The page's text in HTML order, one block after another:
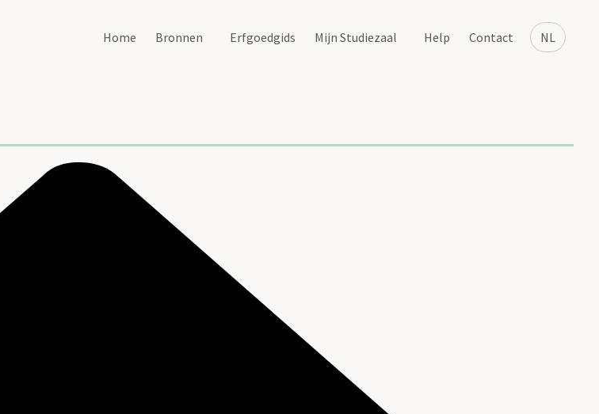
NL
Home Bronnen Erfgoedgids Mijn Studiezaal Help Contact